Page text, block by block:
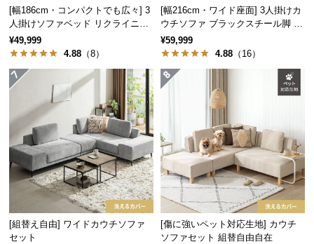
て
会
員
規
つ
い
て
客
様
体にフィットする背もたれ
緩やかな傾斜をつけた背もたれは、程よい弾力性で
体にフィットし、背中を優しく支えます。
[幅186cm・コンパクトでも広々] 3
人掛けソファベッド リクライニン
グ 天然木フレーム 北欧
¥49,999
4.88 （8）
[幅216cm・ワイド座面] 3人掛けカ
ウチソファ ブラックスチール脚 L
字 ホテルライク 高級感
¥59,999
4.88 （16）
[組替え自由] ワイドカウチソファ
セット
[傷に強いペット対応生地] カウチ
ソファセット 組替自由自在